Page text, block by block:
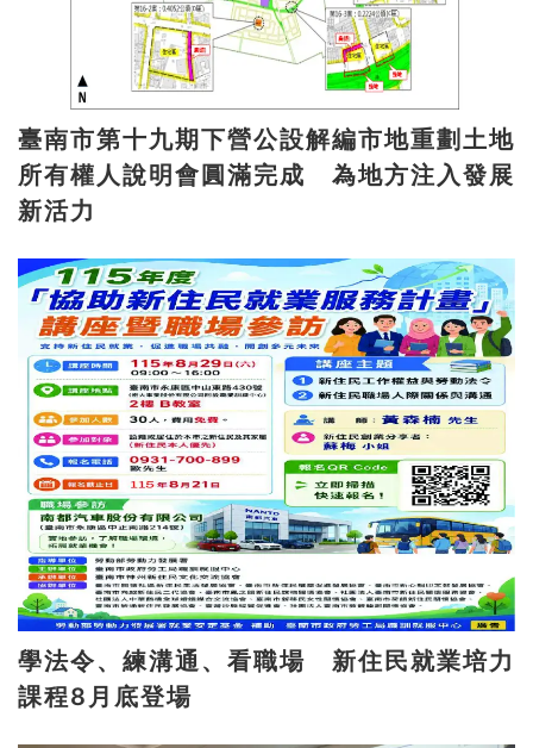
臺南市第十九期下營公設解編市地重劃土地
所有權人說明會圓滿完成 為地方注入發展
新活力
學法令、練溝通、看職場 新住民就業培力
課程8月底登場